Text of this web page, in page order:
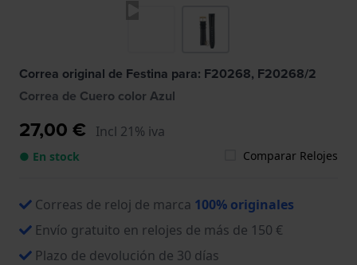
Correa original de Festina para: F20268, F20268/2
Correa de Cuero color Azul
27,00 € Incl 21% iva
● En stock Comparar Relojes
Correas de reloj de marca 100% originales
Envío gratuito en relojes de más de 150 €
Plazo de devolución de 30 días